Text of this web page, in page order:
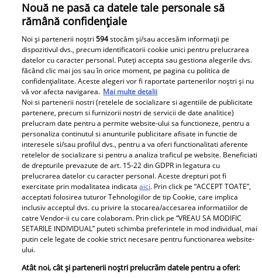
Lucruri esențiale pentru
un start bun în
dezvoltarea copiilor
Dr. Mihai Craiu:
prim ajutor în cazul în
care copilul se îneacă
Diva Hair
Cine au fost părinții lui
Nicușor Dan. Cu mama
contabilă și tatăl
muncitor, primarul
capitalei a dus o viață
Clipe extrem de grele
pentru Angela Similea.
A rămas fără una dintre
cele mai dragi persoane
din viața ei
Nouă ne pasă ca datele tale personale să
rămână confidențiale
Noi și partenerii noștri594stocăm și/sau accesăm informații pe
dispozitivul dvs., precum identificatorii cookie unici pentru prelucrarea
datelor cu caracter personal. Puteți accepta sau gestiona alegerile dvs.
făcând clic mai jos sau în orice moment, pe pagina cu politica de
confidențialitate. Aceste alegeri vor fi raportate partenerilor noștri și nu
vă vor afecta navigarea. Mai multe detalii
Noi si partenerii nostri (retelele de socializare si agentiile de publicitate
partenere, precum si furnizorii nostri de servicii de date analitice)
prelucram date pentru a permite website-ului sa functioneze, pentru a
personaliza continutul si anunturile publicitare afisate in functie de
interesele si/sau profilul dvs., pentru a va oferi functionalitati aferente
retelelor de socializare si pentru a analiza traficul pe website. Beneficiati
de drepturile prevazute de art. 15-22 din GDPR in legatura cu
prelucrarea datelor cu caracter personal. Aceste drepturi pot fi
exercitate prin modalitatea indicataaici. Prin click pe “ACCEPT TOATE”,
acceptati folosirea tuturor Tehnologiilor de tip Cookie, care implica
inclusiv acceptul dvs. cu privire la stocarea/accesarea informatiilor de
catre Vendor-ii cu care colaboram. Prin click pe “VREAU SA MODIFIC
SETARILE INDIVIDUAL” puteti schimba preferintele in mod individual, mai
putin cele legate de cookie strict necesare pentru functionarea website-
ului.
Atât noi, cât și partenerii noștri prelucrăm datele pentru a oferi: